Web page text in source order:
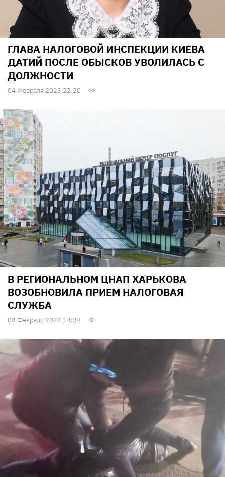
ГЛАВА НАЛОГОВОЙ ИНСПЕКЦИИ КИЕВА
ДАТИЙ ПОСЛЕ ОБЫСКОВ УВОЛИЛАСЬ С
ДОЛЖНОСТИ
04 Февраля 2023 22:20
В РЕГИОНАЛЬНОМ ЦНАП ХАРЬКОВА
ВОЗОБНОВИЛА ПРИЕМ НАЛОГОВАЯ
СЛУЖБА
03 Февраля 2023 14:32